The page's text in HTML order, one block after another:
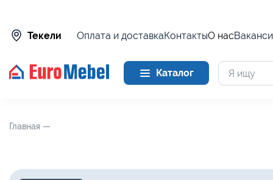
Текели Оплата и доставкаКонтактыО нас
Каталог
Главная —